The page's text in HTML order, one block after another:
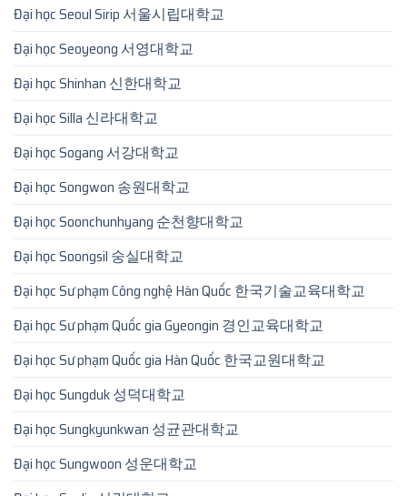
Đại học Seoul Sirip 서울시립대학교
Đại học Seoyeong 서영대학교
Đại học Shinhan 신한대학교
Đại học Silla 신라대학교
Đại học Sogang 서강대학교
Đại học Songwon 송원대학교
Đại học Soonchunhyang 순천향대학교
Đại học Soongsil 숭실대학교
Đại học Sư phạm Công nghệ Hàn Quốc 한국기술교육대학교
Đại học Sư phạm Quốc gia Gyeongin 경인교육대학교
Đại học Sư phạm Quốc gia Hàn Quốc 한국교원대학교
Đại học Sungduk 성덕대학교
Đại học Sungkyunkwan 성균관대학교
Đại học Sungwoon 성운대학교